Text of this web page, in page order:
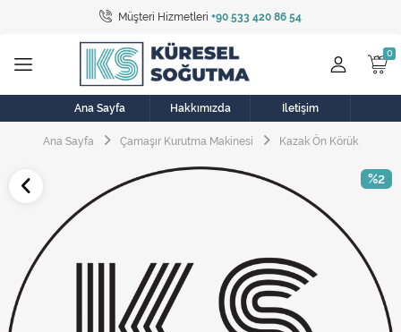
Müşteri Hizmetleri +90 533 420 86 54
Tüm Kategoriler
Bulaşık Makinesi
Buzdolabı
Çamaşır Kurutma Makinesi
Elektrikli Aksamlar
Elektrikli Süpürge
Ana Sayfa Hakkımızda İletişim
Ana Sayfa Çamaşır Kurutma Makinesi Kazak Ön Körük
%2